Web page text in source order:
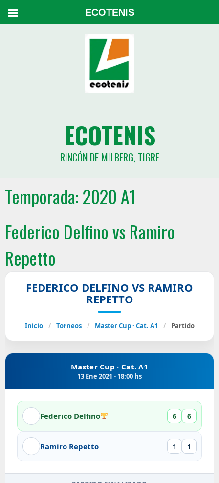
ECOTENIS
RINCÓN DE MILBERG, TIGRE
Temporada:2020 A1
Federico Delfino vs Ramiro
Repetto
FEDERICO DELFINO VS RAMIRO
REPETTO
Inicio / Torneos / Master Cup · Cat. A1 / Partido
Master Cup · Cat. A1
13 Ene 2021 - 18:00 hs
Federico Delfino 6 6
Ramiro Repetto 1 1
ECOTENIS